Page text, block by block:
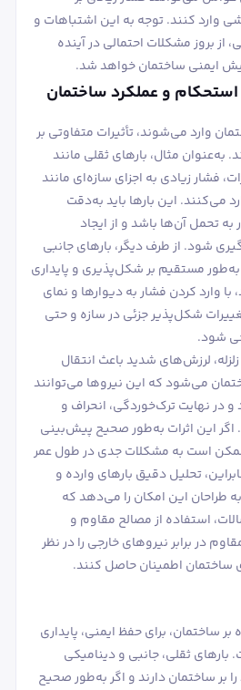
کنند. توجه به این اشتباهات و
از بروز مشکلات احتمالی در آینده
ایمنی ساختمان خواهد شد.
استحکام و عملکرد ساختمان
وارد می‌شوند، تأثیرات متفاوتی بر
به‌عنوان مثال، بارهای ثقلی مانند
فشار زیادی به اجزای سازه‌ای مانند
می‌کنند. این بارها باید به‌دقت
تحمل آن‌ها باشد و از ایجاد
شود. از طرف دیگر، بارهای جانبی
به‌طور مستقیم بر شکل‌پذیری و پایداری
با وارد کردن فشار به دیوارها و نمای
شکل‌پذیر جزئی در سازه و حتی
شود.
لرزش‌های شدید باعث انتقال
می‌شود که این نیروها می‌توانند
در نهایت ترک‌خوردگی، انحراف و
این اثرات به‌طور صحیح پیش‌بینی
است به مشکلات جدی در طول عمر
تحلیل دقیق بارهای وارده و
به طراحان این امکان را می‌دهد که
استفاده از مصالح مقاوم و
در برابر نیروهای خارجی را در نظر
ساختمان اطمینان حاصل کنند.
بر ساختمان، برای حفظ ایمنی، پایداری
ثقلی، جانبی و دینامیکی
بر ساختمان دارند و اگر به‌طور صحیح